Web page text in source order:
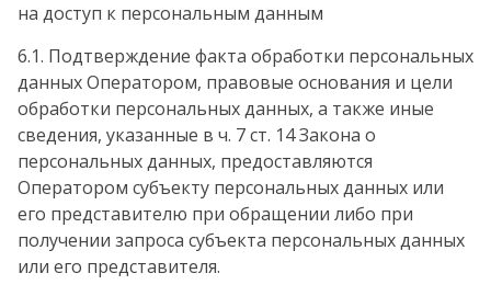
на доступ к персональным данным
6.1. Подтверждение факта обработки персональных
данных Оператором, правовые основания и цели
обработки персональных данных, а также иные
сведения, указанные в ч. 7 ст. 14 Закона о
персональных данных, предоставляются
Оператором субъекту персональных данных или
его представителю при обращении либо при
получении запроса субъекта персональных данных
или его представителя.